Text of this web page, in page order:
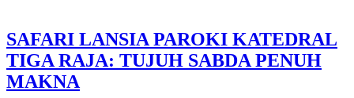
SAFARI LANSIA PAROKI KATEDRAL
TIGA RAJA: TUJUH SABDA PENUH
MAKNA